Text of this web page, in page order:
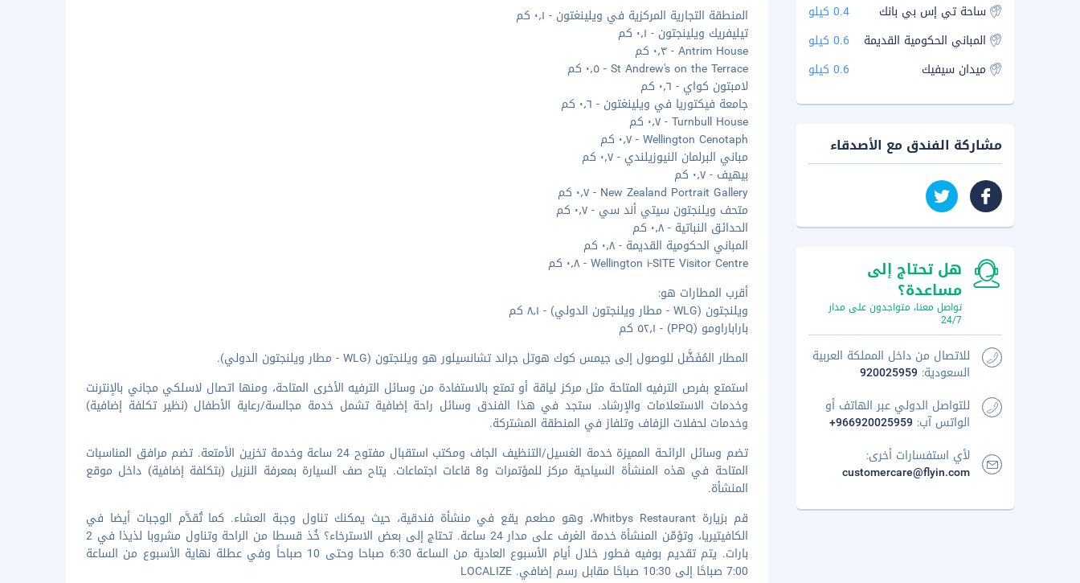
المنطقة التجارية المركزية في ويلينغتون - ٠٫١ كم
تيليفريك ويلينجتون - ٠٫١ كم
Antrim House - ٠٫٣ كم
St Andrew's on the Terrace - ٠٫٥ كم
لامبتون كواي - ٠٫٦ كم
جامعة فيكتوريا في ويلينغتون - ٠٫٦ كم
Turnbull House - ٠٫٧ كم
Wellington Cenotaph - ٠٫٧ كم
مباني البرلمان النيوزيلندي - ٠٫٧ كم
بيهيف - ٠٫٧ كم
New Zealand Portrait Gallery - ٠٫٧ كم
متحف ويلنجتون سيتي أند سي - ٠٫٧ كم
الحدائق النباتية - ٠٫٨ كم
المباني الحكومية القديمة - ٠٫٨ كم
Wellington i-SITE Visitor Centre - ٠٫٨ كم
أقرب المطارات هو:
ويلنجتون (WLG - مطار ويلنجتون الدولي) - ٨٫١ كم
باراباراومو (PPQ) - ٥٢٫١ كم
المطار المُفَضَّل للوصول إلى جيمس كوك هوتل جراند تشانسيلور هو ويلنجتون (WLG - مطار ويلنجتون الدولي).
استمتع بفرص الترفيه المتاحة مثل مركز لياقة أو تمتع بالاستفادة من وسائل الترفيه الأخرى المتاحة، ومنها اتصال لاسلكي مجاني بالإنترنت
وخدمات الاستعلامات والإرشاد. ستجد في هذا الفندق وسائل راحة إضافية تشمل خدمة مجالسة/رعاية الأطفال (نظير تكلفة إضافية)
وخدمات لحفلات الزفاف وتلفاز في المنطقة المشتركة.
تضم وسائل الرائحة المميزة خدمة الغسيل/التنظيف الجاف ومكتب استقبال مفتوح 24 ساعة وخدمة تخزين الأمتعة. تضم مرافق المناسبات
المتاحة في هذه المنشأة السياحية مركز للمؤتمرات و8 قاعات اجتماعات. يتاح صف السيارة بمعرفة النزيل (بتكلفة إضافية) داخل موقع
المنشأة.
قم بزيارة Whitbys Restaurant، وهو مطعم يقع في منشأة فندقية، حيث يمكنك تناول وجبة العشاء. كما تُقدَّم الوجبات أيضا في
الكافيتيريا، وتؤمّن المنشأة خدمة الغرف على مدار 24 ساعة. تحتاج إلى بعض الاسترخاء؟ خُذ قسطا من الراحة وتناول مشروبا لذيذا في 2
بارات. يتم تقديم بوفيه فطور خلال أيام الأسبوع العادية من الساعة 6:30 صباحا وحتى 10 صباحاً وفي عطلة نهاية الأسبوع من الساعة
7:00 صباحًا إلى 10:30 صباحًا مقابل رسم إضافي. LOCALIZE
ساحة تي إس بي بانك
0.4 كيلو
المباني الحكومية القديمة
0.6 كيلو
ميدان سيفيك
0.6 كيلو
مشاركة الفندق مع الأصدقاء
هل تحتاج إلى
مساعدة؟
تواصل معنا، متواجدون على مدار
24/7
للاتصال من داخل المملكة العربية
السعودية: 920025959
للتواصل الدولي عبر الهاتف أو
الواتس آب: +966920025959
لأي استفسارات أخرى:
customercare@flyin.com